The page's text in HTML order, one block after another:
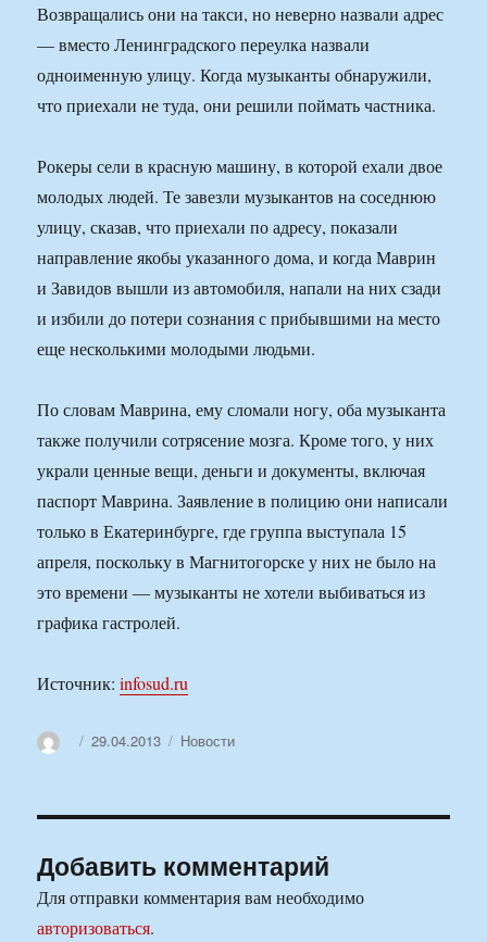
Возвращались они на такси, но неверно назвали адрес
— вместо Ленинградского переулка назвали
одноименную улицу. Когда музыканты обнаружили,
что приехали не туда, они решили поймать частника.
Рокеры сели в красную машину, в которой ехали двое
молодых людей. Те завезли музыкантов на соседнюю
улицу, сказав, что приехали по адресу, показали
направление якобы указанного дома, и когда Маврин
и Завидов вышли из автомобиля, напали на них сзади
и избили до потери сознания с прибывшими на место
еще несколькими молодыми людьми.
По словам Маврина, ему сломали ногу, оба музыканта
также получили сотрясение мозга. Кроме того, у них
украли ценные вещи, деньги и документы, включая
паспорт Маврина. Заявление в полицию они написали
только в Екатеринбурге, где группа выступала 15
апреля, поскольку в Магнитогорске у них не было на
это времени — музыканты не хотели выбиваться из
графика гастролей.
Источник:infosud.ru
АвторОпубликовано
29.04.2013 Рубрики
Новости
Добавить комментарий
Для отправки комментария вам необходимо
авторизоваться.